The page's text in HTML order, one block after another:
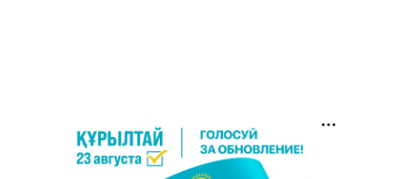
2732 2 39
🚗 Казахстанцев убедили оформить